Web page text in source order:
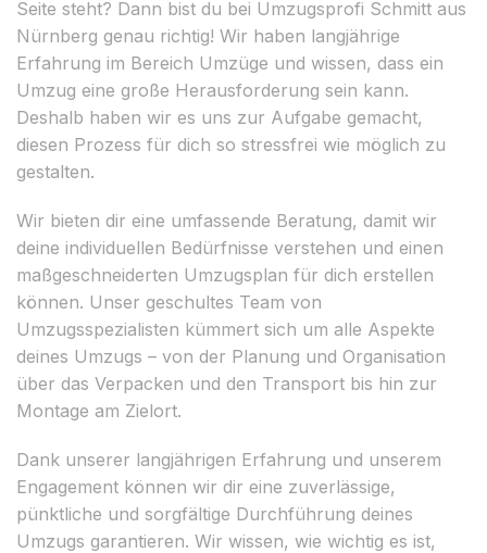
Seite steht? Dann bist du bei Umzugsprofi Schmitt aus
Nürnberg genau richtig! Wir haben langjährige
Erfahrung im Bereich Umzüge und wissen, dass ein
Umzug eine große Herausforderung sein kann.
Deshalb haben wir es uns zur Aufgabe gemacht,
diesen Prozess für dich so stressfrei wie möglich zu
gestalten.
Wir bieten dir eine umfassende Beratung, damit wir
deine individuellen Bedürfnisse verstehen und einen
maßgeschneiderten Umzugsplan für dich erstellen
können. Unser geschultes Team von
Umzugsspezialisten kümmert sich um alle Aspekte
deines Umzugs – von der Planung und Organisation
über das Verpacken und den Transport bis hin zur
Montage am Zielort.
Dank unserer langjährigen Erfahrung und unserem
Engagement können wir dir eine zuverlässige,
pünktliche und sorgfältige Durchführung deines
Umzugs garantieren. Wir wissen, wie wichtig es ist,